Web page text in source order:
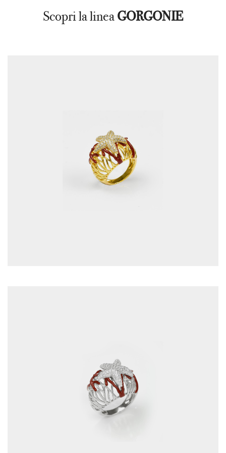
Scopri la lineaGORGONIE